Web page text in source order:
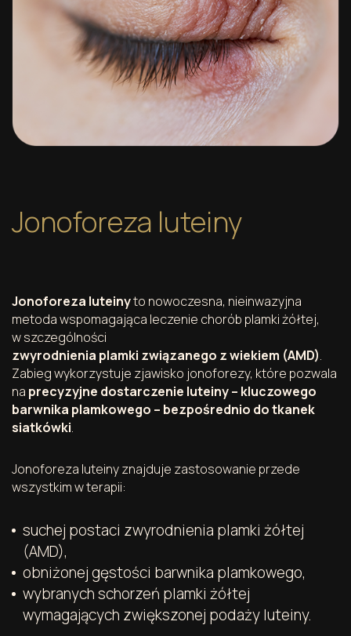
Jonoforeza luteiny
Jonoforeza luteinyto nowoczesna, nieinwazyjna
metoda wspomagająca leczenie chorób plamki żółtej,
w szczególności
zwyrodnienia plamki związanego z wiekiem (AMD).
Zabieg wykorzystuje zjawisko jonoforezy, które pozwala
na precyzyjne dostarczenie luteiny – kluczowego
barwnika plamkowego – bezpośrednio do tkanek
siatkówki.
Jonoforeza luteiny znajduje zastosowanie przede
wszystkim w terapii:
suchej postaci zwyrodnienia plamki żółtej
(AMD),
obniżonej gęstości barwnika plamkowego,
wybranych schorzeń plamki żółtej
wymagających zwiększonej podaży luteiny.